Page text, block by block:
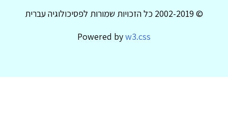
© 2002-2019 כל הזכויות שמורות לפסיכולוגיה עברית
Powered byw3.css